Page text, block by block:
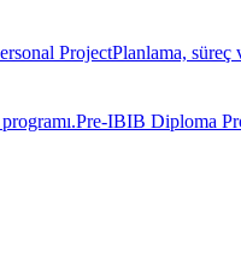
ProjectPlanlama,
Pre-IBIB Diploma